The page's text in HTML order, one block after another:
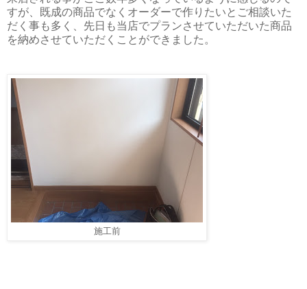
すが、既成の商品でなくオーダーで作りたいとご相談いた
だく事も多く、先日も当店でプランさせていただいた商品
を納めさせていただくことができました。
施工前